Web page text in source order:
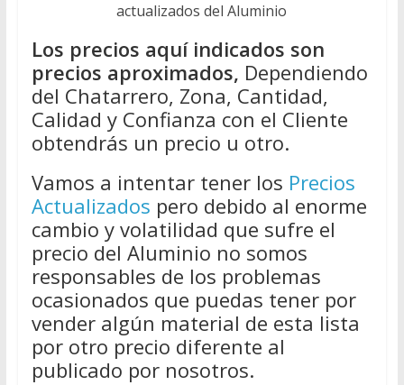
actualizados del Aluminio
Los precios aquí indicados son
precios aproximados, Dependiendo
del Chatarrero, Zona, Cantidad,
Calidad y Confianza con el Cliente
obtendrás un precio u otro.
Vamos a intentar tener los Precios
Actualizados pero debido al enorme
cambio y volatilidad que sufre el
precio del Aluminio no somos
responsables de los problemas
ocasionados que puedas tener por
vender algún material de esta lista
por otro precio diferente al
publicado por nosotros.